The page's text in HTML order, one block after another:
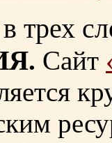
трех
Сайт